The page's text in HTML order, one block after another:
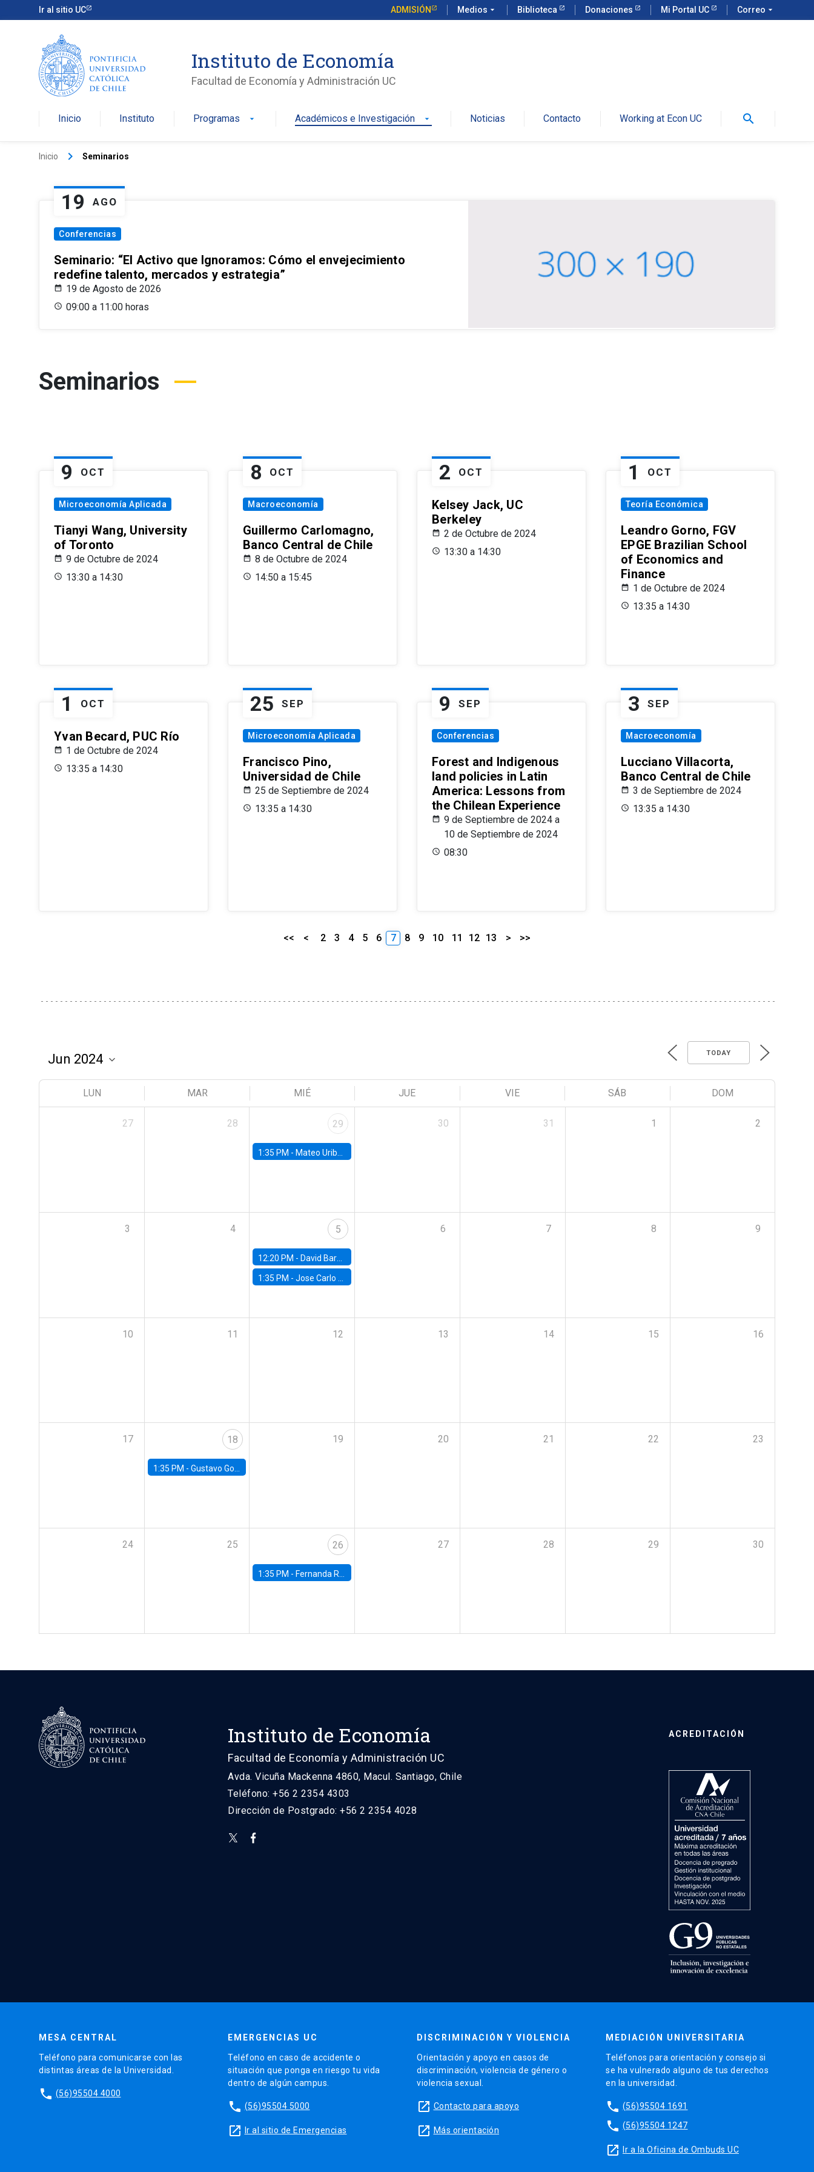
Ir al sitio UC ADMISIÓN Medios arrow_drop_down Biblioteca Donaciones Mi Portal UC Correo arrow_drop_down
Instituto de Economía
Facultad de Economía y Administración UC
Inicio Instituto Programas arrow_drop_down Académicos e Investigación arrow_drop_down Noticias Contacto Working at Econ UC search
Inicio keyboard_arrow_right Seminarios
19 AGO
Conferencias
Seminario: “El Activo que Ignoramos: Cómo el envejecimiento
redefine talento, mercados y estrategia”
19 de Agosto de 2026
09:00 a 11:00 horas
Seminarios
9 OCT
Microeconomía Aplicada
Tianyi Wang, University
of Toronto
9 de Octubre de 2024
13:30 a 14:30
8 OCT
Macroeconomía
Guillermo Carlomagno,
Banco Central de Chile
8 de Octubre de 2024
14:50 a 15:45
2 OCT
Kelsey Jack, UC
Berkeley
2 de Octubre de 2024
13:30 a 14:30
1 OCT
Teoría Económica
Leandro Gorno, FGV
EPGE Brazilian School
of Economics and
Finance
1 de Octubre de 2024
13:35 a 14:30
1 OCT
Yvan Becard, PUC Río
1 de Octubre de 2024
13:35 a 14:30
25 SEP
Microeconomía Aplicada
Francisco Pino,
Universidad de Chile
25 de Septiembre de 2024
13:35 a 14:30
9 SEP
Conferencias
Forest and Indigenous
land policies in Latin
America: Lessons from
the Chilean Experience
9 de Septiembre de 2024 a
10 de Septiembre de 2024
08:30
3 SEP
Macroeconomía
Lucciano Villacorta,
Banco Central de Chile
3 de Septiembre de 2024
13:35 a 14:30
<< < 2 3 4 5 6 7 8 9 10 11 12 13 > >>
TODAY
LUN MAR MIÉ JUE VIE SÁB DOM
27 28 29
1:35 PM - Mateo Uribe-Castro, Universidad de los Andes (Colombia)
30 31 1 2
3 4 5
12:20 PM - David Bardey, Universidad de los Andes - CEDE
1:35 PM -Jose Carlo Bermudez, UC (ME) & World Bank
6 7 8 9
10 11 12 13 14 15 16
17 18
1:35 PM - Gustavo González, Banco Central de Chile
19 20 21 22 23
24 25 26
1:35 PM - Fernanda Rojas Ampuero, University of Wisconsin-Madison
27 28 29 30
Instituto de Economía
Facultad de Economía y Administración UC
Avda. Vicuña Mackenna 4860, Macul. Santiago, Chile
Teléfono: +56 2 2354 4303
Dirección de Postgrado: +56 2 2354 4028
ACREDITACIÓN
MESA CENTRAL
Teléfono para comunicarse con las
distintas áreas de la Universidad.
phone (56)95504 4000
EMERGENCIAS UC
Teléfono en caso de accidente o
situación que ponga en riesgo tu vida
dentro de algún campus.
phone (56)95504 5000
launch Ir al sitio de Emergencias
DISCRIMINACIÓN Y VIOLENCIA
Orientación y apoyo en casos de
discriminación, violencia de género o
violencia sexual.
launch Contacto para apoyo
launch Más orientación
MEDIACIÓN UNIVERSITARIA
Teléfonos para orientación y consejo si
se ha vulnerado alguno de tus derechos
en la universidad.
phone (56)95504 1691
phone (56)95504 1247
launch Ir a la Oficina de Ombuds UC